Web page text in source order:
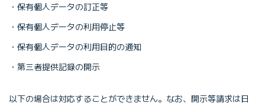
保有個人データの訂正等
保有個人データの利用停止等
保有個人データの利用目的の通知
第三者提供記録の開示
以下の場合は対応することができません。なお、開示等請求は日